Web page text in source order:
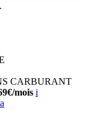
CARBURANT
mois i